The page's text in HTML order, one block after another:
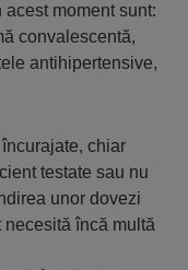
moment sunt:
convalescentă,
antihipertensive,
chiar
testate sau nu
unor dovezi
încă multă